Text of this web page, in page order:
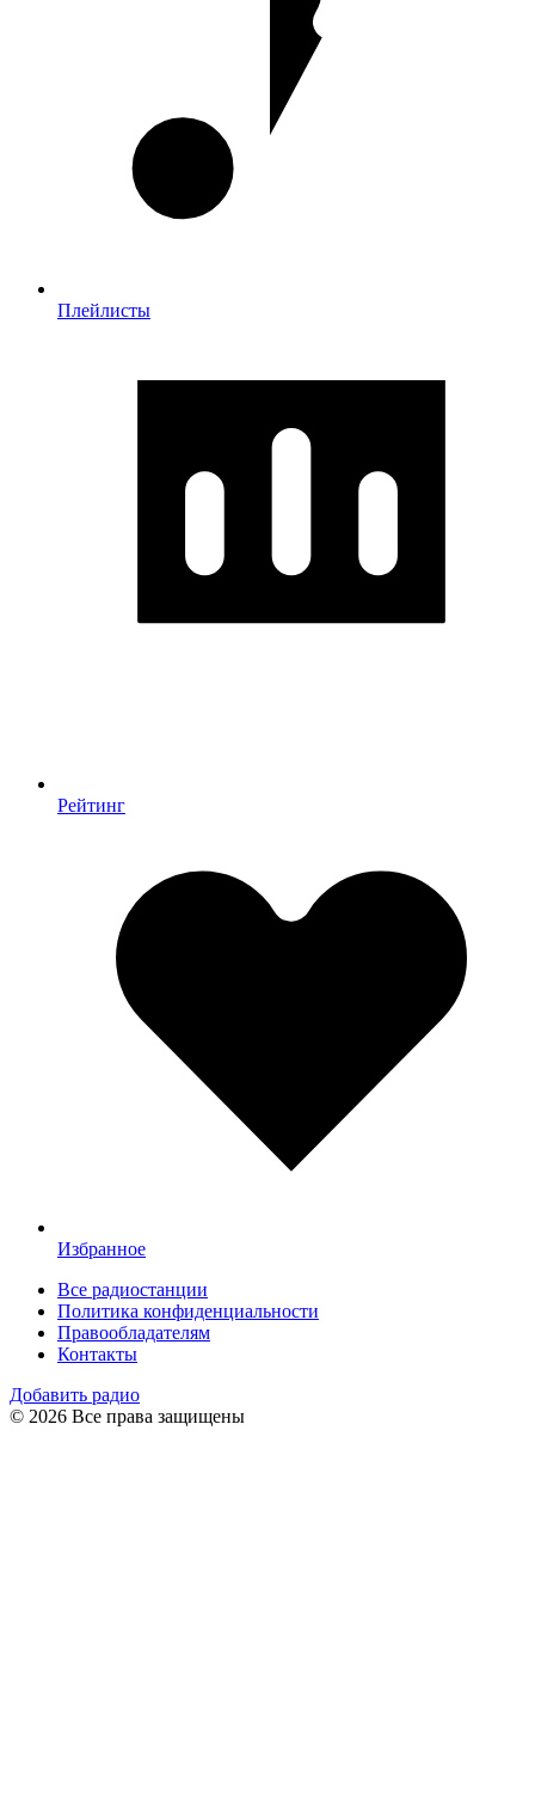
Плейлисты
Рейтинг
Избранное
Все радиостанции
Политика конфиденциальности
Правообладателям
Контакты
Добавить радио
© 2026 Все права защищены